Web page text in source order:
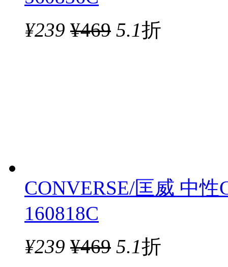
¥239 ¥469 5.1折
CONVERSE/匡威 中
160818C
¥239 ¥469 5.1折